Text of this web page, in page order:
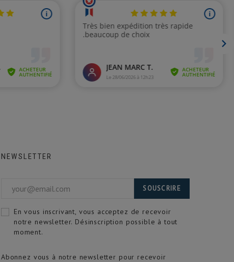
NEWSLETTER
Abonnez vous à notre newsletter pour recevoir
SOUSCRIRE
En vous inscrivant, vous acceptez de recevoir
notre newsletter. Désinscription possible à tout
moment.